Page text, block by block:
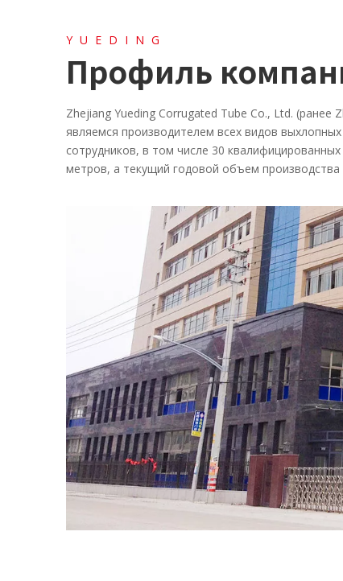
YUEDING
Профиль
Zhejiang Yueding Corrugated Tube Co., Ltd.
являемся производителем всех видов
сотрудников, в том числе 30
метров, а текущий годовой объем